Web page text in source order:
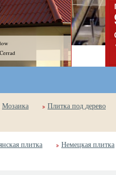
Parks
Коллекция:
Мозаика Плитка под дерево
плитка Немецкая плитка